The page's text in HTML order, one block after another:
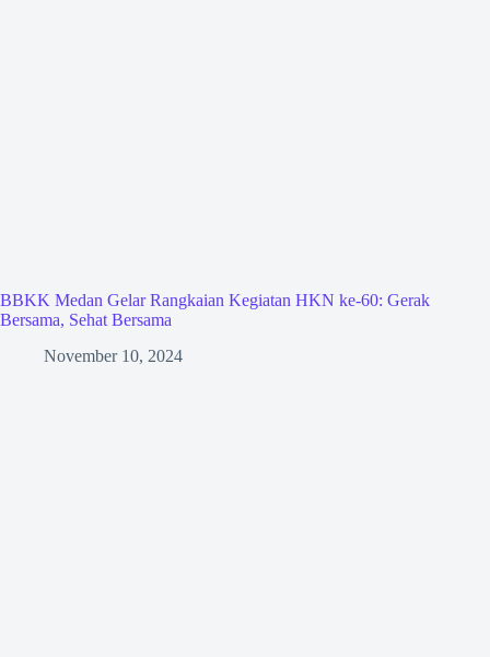
BBKK Medan Gelar Rangkaian Kegiatan HKN ke-60: Gerak
Bersama, Sehat Bersama
November 10, 2024